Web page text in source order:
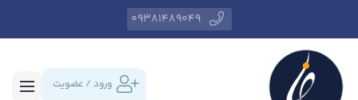
09381489049
ورود / عضویت